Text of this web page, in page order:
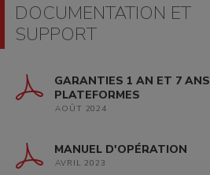
DOCUMENTATION ET
SUPPORT
GARANTIES 1 AN ET 7 ANS
PLATEFORMES
AOÛT 2024
MANUEL D'OPÉRATION
AVRIL 2023